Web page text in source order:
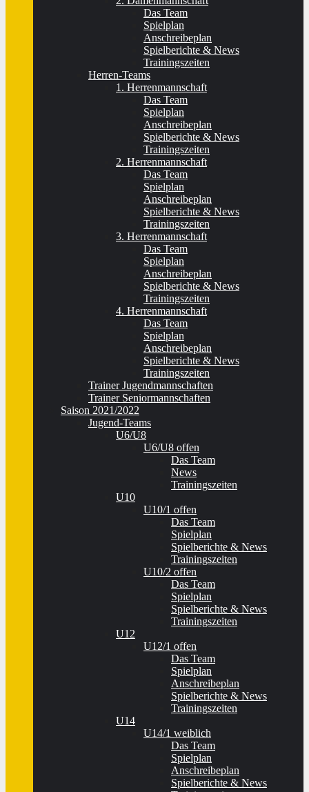
Das Team
Spielplan
Anschreibeplan
Spielberichte & News
Trainingszeiten
Herren-Teams
1. Herrenmannschaft
Das Team
Spielplan
Anschreibeplan
Spielberichte & News
Trainingszeiten
2. Herrenmannschaft
Das Team
Spielplan
Anschreibeplan
Spielberichte & News
Trainingszeiten
3. Herrenmannschaft
Das Team
Spielplan
Anschreibeplan
Spielberichte & News
Trainingszeiten
4. Herrenmannschaft
Das Team
Spielplan
Anschreibeplan
Spielberichte & News
Trainingszeiten
Trainer Jugendmannschaften
Trainer Seniormannschaften
Saison 2021/2022
Jugend-Teams
U6/U8
U6/U8 offen
Das Team
News
Trainingszeiten
U10
U10/1 offen
Das Team
Spielplan
Spielberichte & News
Trainingszeiten
U10/2 offen
Das Team
Spielplan
Spielberichte & News
Trainingszeiten
U12
U12/1 offen
Das Team
Spielplan
Anschreibeplan
Spielberichte & News
Trainingszeiten
U14
U14/1 weiblich
Das Team
Spielplan
Anschreibeplan
Spielberichte & News